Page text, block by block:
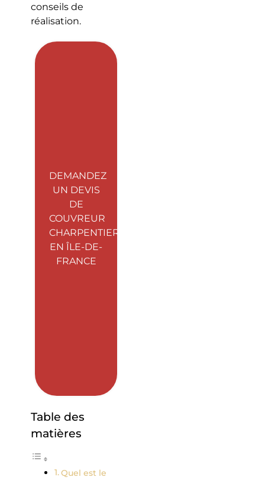
conseils de
réalisation.
DEMANDEZ
UN DEVIS
DE
COUVREUR
CHARPENTIER
EN ÎLE-DE-
FRANCE
Table des
matières
Quel est le